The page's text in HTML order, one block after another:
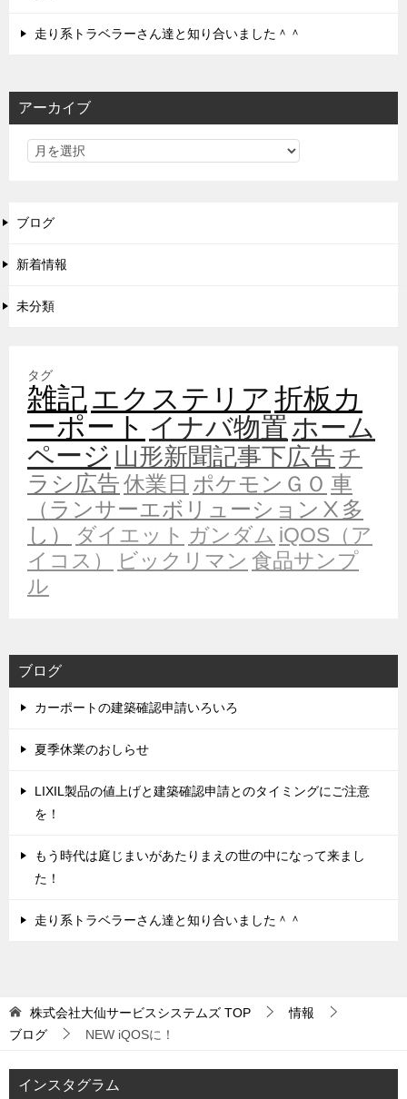
走り系トラベラーさん達と知り合いました＾＾
アーカイブ
ブログ
新着情報
未分類
タグ
雑記エクステリア折板カ
ーポート イナバ物置ホーム
ページ 山形新聞記事下広告 チ
ラシ広告休業日 ポケモンＧＯ 車
（ランサーエボリューションⅩ多
し）
ダイエット ガンダム iQOS（ア
イコス）
ビックリマン 食品サンプ
ル
ブログ
カーポートの建築確認申請いろいろ
夏季休業のおしらせ
LIXIL製品の値上げと建築確認申請とのタイミングにご注意
を！
もう時代は庭じまいがあたりまえの世の中になって来まし
た！
走り系トラベラーさん達と知り合いました＾＾
株式会社大仙サービスシステムズ TOP
情報
ブログ
NEW iQOSに！
インスタグラム